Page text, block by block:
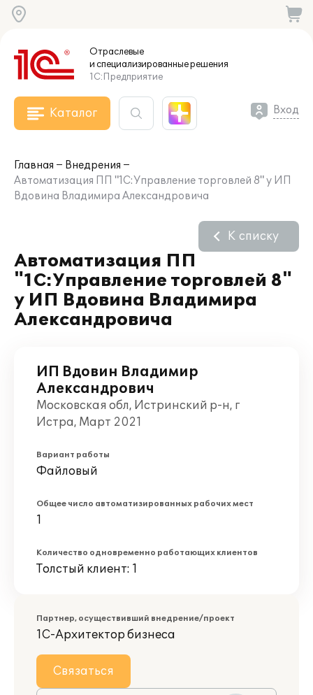
Отраслевые
и специализированныерешения
1С:Предприятие
Каталог Вход
Главная
Внедрения
Автоматизация ПП "1С:Управление торговлей 8" у ИП
Вдовина Владимира Александровича
Автоматизация ПП
"1С:Управление торговлей 8"
у ИП Вдовина Владимира
Александровича
К списку
ИП Вдовин Владимир
Александрович
Московская обл, Истринский р-н, г
Истра, Март 2021
Вариант работы
Файловый
Общее число автоматизированных рабочих мест
1
Количество одновременно работающих клиентов
Толстый клиент: 1
Партнер, осуществивший внедрение/проект
1С-Архитектор бизнеса
Связаться